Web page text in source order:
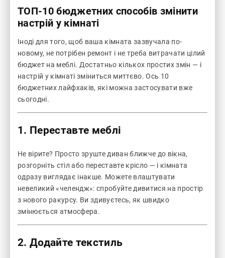
ТОП-10 бюджетних способів змінити
настрій у кімнаті
Іноді для того, щоб ваша кімната зазвучала по-
новому, не потрібен ремонт і не треба витрачати цілий
бюджет на меблі. Достатньо кількох простих змін — і
настрій у кімнаті зміниться миттєво. Ось 10
бюджетних лайфхаків, які можна застосувати вже
сьогодні.
1. Переставте меблі
Не вірите? Просто зруште диван ближче до вікна,
розгорніть стіл або переставте крісло — і кімната
одразу виглядає інакше. Можете влаштувати
невеликий «челендж»: спробуйте дивитися на простір
з нового ракурсу. Ви здивуєтесь, як швидко
змінюється атмосфера.
2. Додайте текстиль